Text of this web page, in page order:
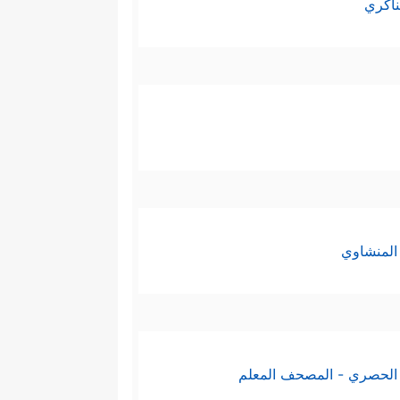
الحصري - المصحف المعلم